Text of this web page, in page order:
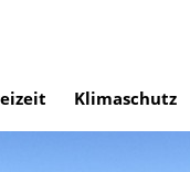
Klimaschutz